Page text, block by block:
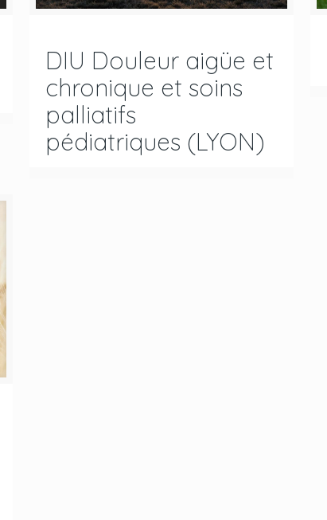
DIU Douleur aigüe et
chronique et soins
palliatifs
pédiatriques (LYON)